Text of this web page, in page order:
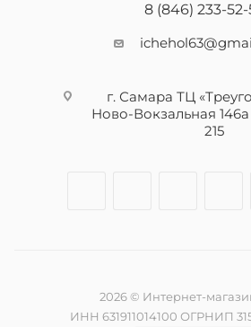
8 (846) 233-
г. Самара ТЦ
Ново-Вокзальная
215
2026 © Интернет-
ИНН 631911014100 ОГРНИП